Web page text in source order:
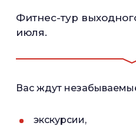
Фитнес-тур
июля.
Вас ждут
экскурсии,